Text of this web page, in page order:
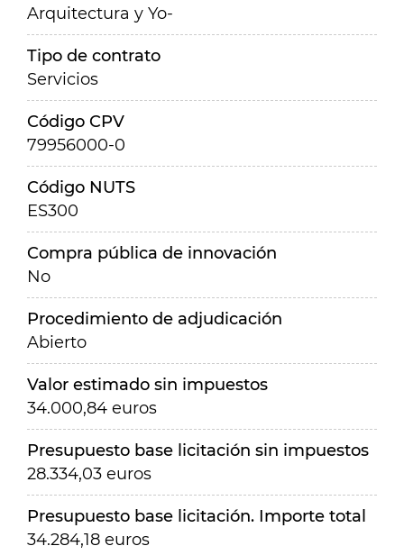
Arquitectura y Yo-
Tipo de contrato
Servicios
Código CPV
79956000-0
Código NUTS
ES300
Compra pública de innovación
No
Procedimiento de adjudicación
Abierto
Valor estimado sin impuestos
34.000,84 euros
Presupuesto base licitación sin impuestos
28.334,03 euros
Presupuesto base licitación. Importe total
34.284,18 euros